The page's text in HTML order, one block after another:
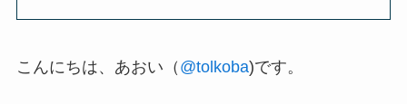
こんにちは、あおい（ @tolkoba)です。